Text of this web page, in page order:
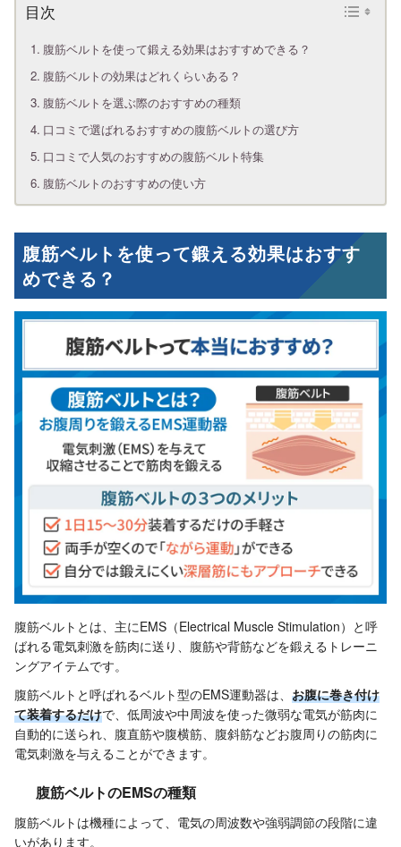
腹筋ベルトを使って鍛える効果はおすすめできる？
腹筋ベルトの効果はどれくらいある？
腹筋ベルトを選ぶ際のおすすめの種類
口コミで選ばれるおすすめの腹筋ベルトの選び方
口コミで人気のおすすめの腹筋ベルト特集
腹筋ベルトのおすすめの使い方
腹筋ベルトを使って鍛える効果はおすす
めできる？
腹筋ベルトとは、主にEMS（Electrical Muscle Stimulation）と呼
ばれる電気刺激を筋肉に送り、腹筋や背筋などを鍛えるトレーニ
ングアイテムです。
腹筋ベルトと呼ばれるベルト型のEMS運動器は、 お腹に巻き付け
て装着するだけで、低周波や中周波を使った微弱な電気が筋肉に
自動的に送られ、腹直筋や腹横筋、腹斜筋などお腹周りの筋肉に
電気刺激を与えることができます。
腹筋ベルトのEMSの種類
腹筋ベルトは機種によって、電気の周波数や強弱調節の段階に違
いがあります。